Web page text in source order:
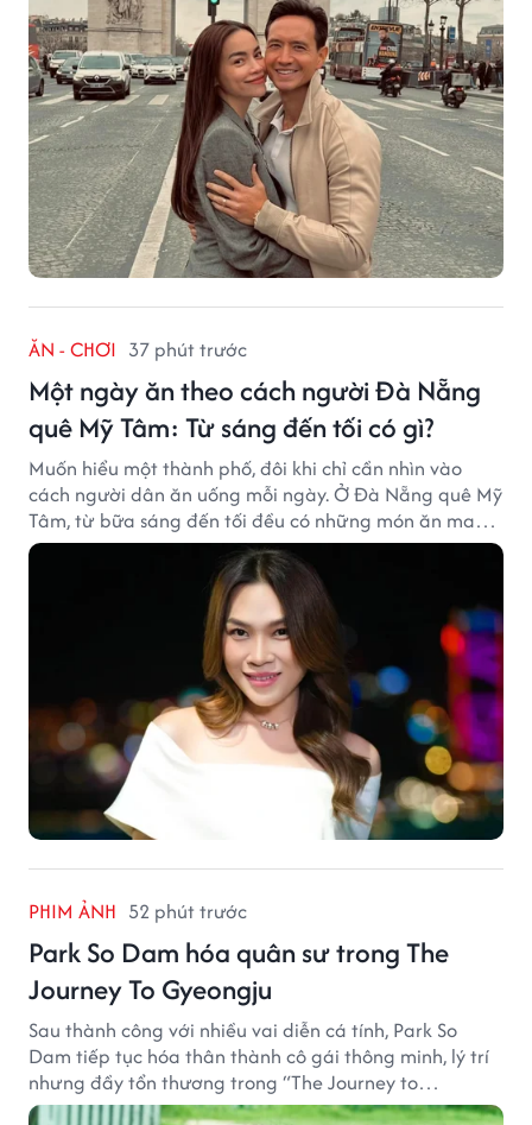
ĂN - CHƠI 37 phút trước
Một ngày ăn theo cách người Đà Nẵng
quê Mỹ Tâm: Từ sáng đến tối có gì?
Muốn hiểu một thành phố, đôi khi chỉ cần nhìn vào
cách người dân ăn uống mỗi ngày. Ở Đà Nẵng quê Mỹ
Tâm, từ bữa sáng đến tối đều có những món ăn mang
đậm dấu ấn miền Trung.
PHIM ẢNH 52 phút trước
Park So Dam hóa quân sư trong The
Journey To Gyeongju
Sau thành công với nhiều vai diễn cá tính, Park So
Dam tiếp tục hóa thân thành cô gái thông minh, lý trí
nhưng đầy tổn thương trong “The Journey to
Gyeongju”.